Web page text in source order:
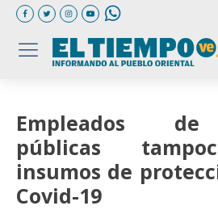
Empleados de
públicas
insumos de
Covid-19